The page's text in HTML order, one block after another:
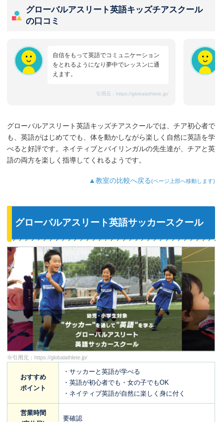
グローバルアスリート英語キッズチアスクール
の口コミ
自信をもって英語でコミュニケーション
をとれるようになり夢中でレッスンに通
えます。
引用元： https://globalathlete.jp/
グローバルアスリート英語キッズチアスクールでは、チア初心者で
も、英語がはじめてでも、体を動かしながら楽しく自然に英語を学
べると好評です。ネイティブとバイリンガルの先生達が、チアと英
語の両方を楽しく指導してくれるようです。
▲教室の比較へ戻る(ページ上部へ移動します)
グローバルアスリート英語サッカースクール
※引用元： https://globalathlete.jp/
おすすめ
ポイント
・サッカーと英語が学べる
・英語が初心者でも・女の子でもOK
・ネイティブ英語が自然に楽しく身に付く
営業時間
要確認